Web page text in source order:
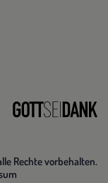
Rechte vorbehalten.